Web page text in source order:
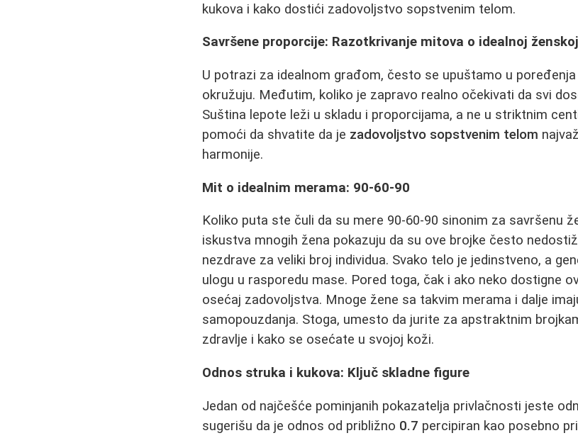
kukova i kako dostići zadovoljstvo sopstvenim telom.
Savršene proporcije: Razotkrivanje mitova o idealnoj
U potrazi za idealnom građom, često se upuštamo u
okružuju. Međutim, koliko je zapravo realno očekivati da svi
Suština lepote leži u skladu i proporcijama, a ne u striktnim
pomoći da shvatite da je zadovoljstvo sopstvenim telom
harmonije.
Mit o idealnim merama: 90-60-90
Koliko puta ste čuli da su mere 90-60-90 sinonim za savršenu
iskustva mnogih žena pokazuju da su ove brojke često
nezdrave za veliki broj individua. Svako telo je jedinstveno, a
ulogu u rasporedu mase. Pored toga, čak i ako neko dostigne
osećaj zadovoljstva. Mnoge žene sa takvim merama i dalje
samopouzdanja. Stoga, umesto da jurite za apstraktnim
zdravlje i kako se osećate u svojoj koži.
Odnos struka i kukova: Ključ skladne figure
Jedan od najčešće pominjanih pokazatelja privlačnosti jeste
sugerišu da je odnos od približno 0.7 percipiran kao posebno